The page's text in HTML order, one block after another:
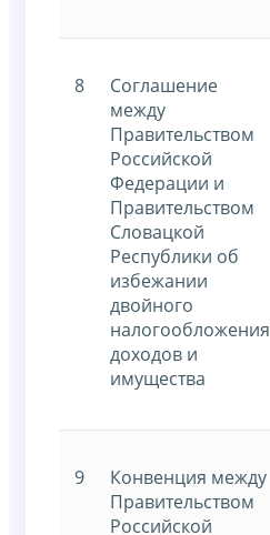
8
Соглашение
между
Правительством
Российской
Федерации и
Правительством
Словацкой
Республики об
избежании
двойного
налогообложения
доходов и
имущества
9
Конвенция между
Правительством
Российской